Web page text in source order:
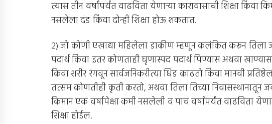
त्यास तीन वर्षांपर्यंत वाढविता येणार्‍या कारावासाची शिक्षा किंवा
नसलेला दंड किंवा दोन्ही शिक्षा होऊ शकतात.
२) जो कोणी एखाद्या महिलेला डाकीण म्हणून कलंकित करून तिला
पदार्थ किंवा इतर कोणताही घृणास्पद पदार्थ पिण्यास अथवा
किंवा शरीर रंगवून सार्वजनिकरीत्या धिंड काढतो किंवा मानवी
तत्सम कोणतीही कृती करतो, अथवा तिला तिच्या निवासस्थानातून
किमान एक वर्षापेक्षा कमी नसलेली व पाच वर्षांपर्यंत वाढविता
शिक्षा होईल.